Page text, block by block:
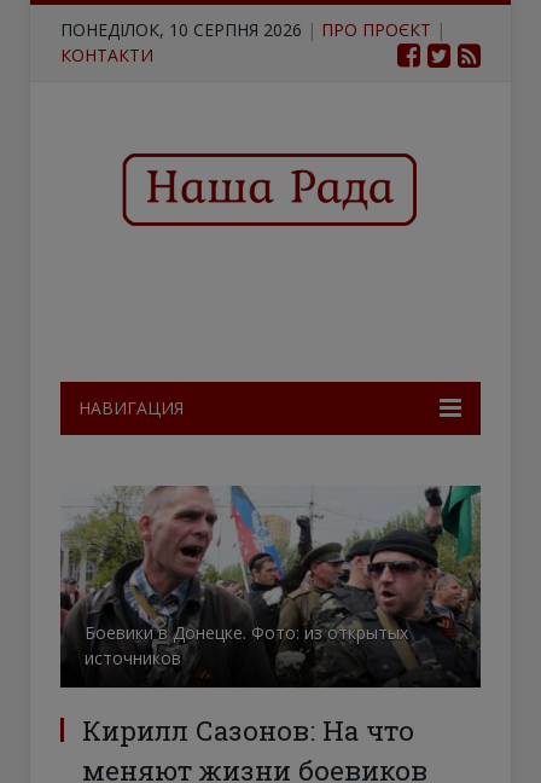
ПОНЕДІЛОК, 10 СЕРПНЯ 2026 | ПРО ПРОЄКТ |
КОНТАКТИ
НАВИГАЦИЯ
Боевики в Донецке. Фото: из открытых
источников
Кирилл Сазонов: На что
меняют жизни боевиков